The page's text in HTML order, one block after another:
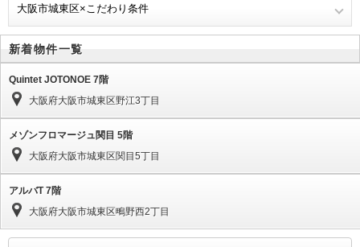
大阪市城東区×こだわり条件
新着物件一覧
Quintet JOTONOE 7階
大阪府大阪市城東区野江3丁目
メゾンフロマージュ関目 5階
大阪府大阪市城東区関目5丁目
アルバT 7階
大阪府大阪市城東区鴫野西2丁目